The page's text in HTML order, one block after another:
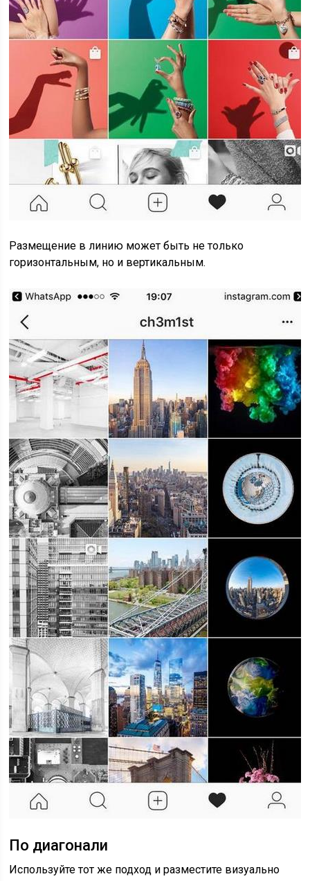
Размещение в линию может быть не только
горизонтальным, но и вертикальным.
По диагонали
Используйте тот же подход и разместите визуально